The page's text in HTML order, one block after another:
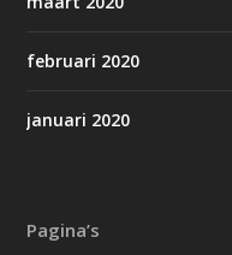
februari 2020
januari 2020
Pagina’s